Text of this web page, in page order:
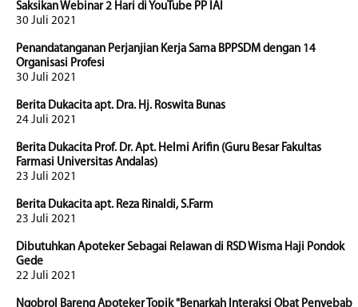
Saksikan Webinar 2 Hari di YouTube PP IAI
30 Juli 2021
Penandatanganan Perjanjian Kerja Sama BPPSDM dengan 14
Organisasi Profesi
30 Juli 2021
Berita Dukacita apt. Dra. Hj. Roswita Bunas
24 Juli 2021
Berita Dukacita Prof. Dr. Apt. Helmi Arifin (Guru Besar Fakultas
Farmasi Universitas Andalas)
23 Juli 2021
Berita Dukacita apt. Reza Rinaldi, S.Farm
23 Juli 2021
Dibutuhkan Apoteker Sebagai Relawan di RSD Wisma Haji Pondok
Gede
22 Juli 2021
Ngobrol Bareng Apoteker Topik "Benarkah Interaksi Obat Penyebab